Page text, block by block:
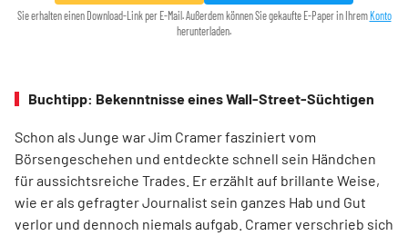
Sie erhalten einen Download-Link per E-Mail. Außerdem können Sie gekaufte E-Paper in Ihrem Konto
herunterladen.
Buchtipp: Bekenntnisse eines Wall-Street-Süchtigen
Schon als Junge war Jim Cramer fasziniert vom
Börsengeschehen und entdeckte schnell sein Händchen
für aussichtsreiche Trades. Er erzählt auf brillante Weise,
wie er als gefragter Journalist sein ganzes Hab und Gut
verlor und dennoch niemals aufgab. Cramer verschrieb sich